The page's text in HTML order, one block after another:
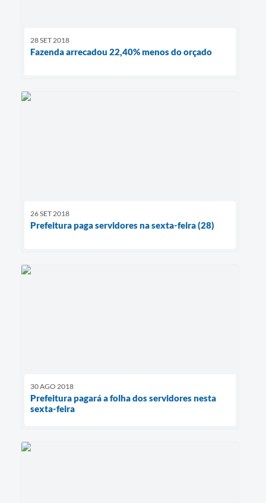
28 SET 2018
Fazenda arrecadou 22,40% menos do orçado
26 SET 2018
Prefeitura paga servidores na sexta-feira (28)
30 AGO 2018
Prefeitura pagará a folha dos servidores nesta
sexta-feira